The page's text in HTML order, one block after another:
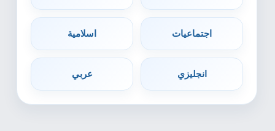
اجتماعيات اسلامية
انجليزي عربي